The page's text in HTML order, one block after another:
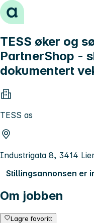
Hopp til innhold
TESS øker og
PartnerShop -
dokumentert
TESS as
Industrigata 8, 3414
Stillingsannonsen er
Om jobben
Lagre favoritt